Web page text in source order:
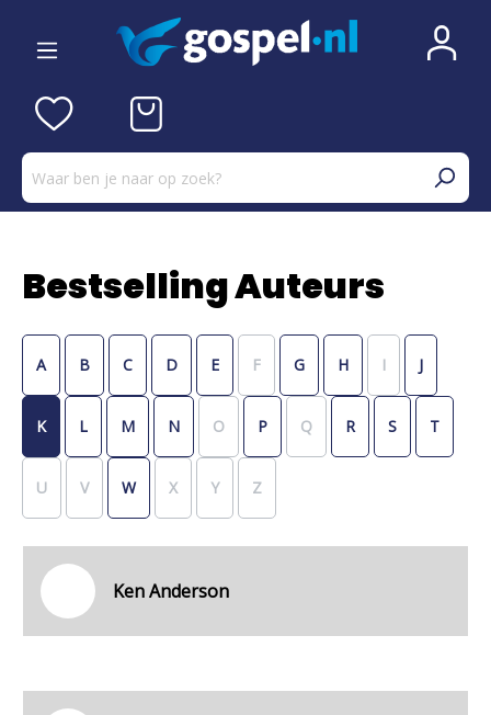
Bestselling Auteurs
A B C D E F G H I J
K L M N O P Q R S T
U V W X Y Z
Ken Anderson